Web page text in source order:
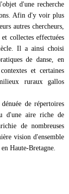
d'une recherche
Afin d'y voir plus
autres chercheurs,
collectes effectuées
Il a ainsi choisi
de danse, en
et certaines
ruraux gallos
de répertoires
d'une aire riche de
de nombreuses
vision d'ensemble
Haute-Bretagne.